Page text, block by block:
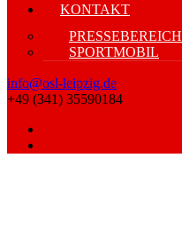
KONTAKT
PRESSEBEREICH
SPORTMOBIL
info@osl-leipzig.de
+49 (341) 35590184